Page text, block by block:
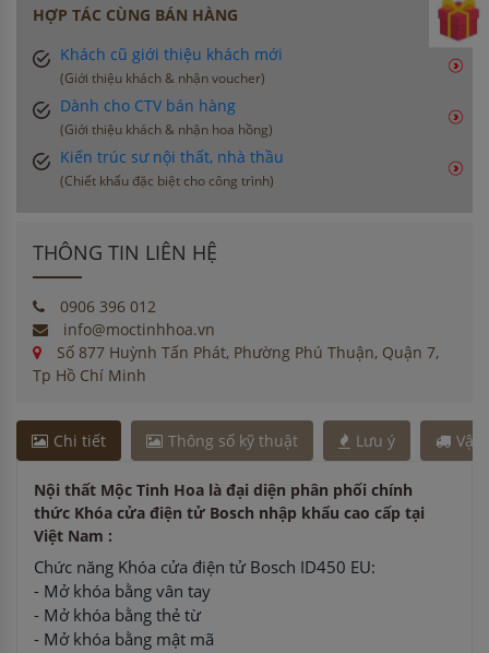
HỢP TÁC CÙNG BÁN HÀNG
Khách cũ giới thiệu khách mới
(Giới thiệu khách & nhận voucher)
Dành cho CTV bán hàng
(Giới thiệu khách & nhận hoa hồng)
Kiến trúc sư nội thất, nhà thầu
(Chiết khấu đặc biệt cho công trình)
THÔNG TIN LIÊN HỆ
0906 396 012
info@moctinhhoa.vn
Số 877 Huỳnh Tấn Phát, Phường Phú Thuận, Quận 7,
Tp Hồ Chí Minh
Chi tiết Thông số kỹ thuật Lưu ý Vận
Nội thất Mộc Tinh Hoa là đại diện phân phối chính
thức Khóa cửa điện tử Bosch nhập khẩu cao cấp tại
Việt Nam :
Chức năng Khóa cửa điện tử Bosch ID450 EU:
- Mở khóa bằng vân tay
- Mở khóa bằng thẻ từ
- Mở khóa bằng mật mã